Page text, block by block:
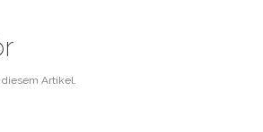
Artikel.